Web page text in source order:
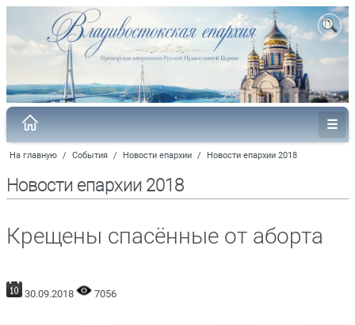
На главную / События / Новости епархии / Новости епархии 2018
Новости епархии 2018
Крещены спасённые от аборта
30.09.2018 7056